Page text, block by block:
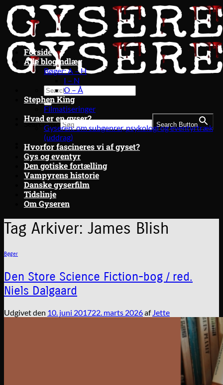
Fortsæt
til
indhold
Search for: Search Button
Forside
Alle blogindlæg
Bøger: A – H
I – N
O – Å
Stephen King
Filmatiseringer
Hvad er en gyser?
Gyseren: om subgenrer, psykologi og eventyrtræk
(uddrag)
Hvorfor fascineres vi af gyset?
Gys og eventyr
Den gotiske fortælling
Vampyrens historie
Danske gyserfilm
Tidslinje
Om Gyseren
Tag Arkiver: James Blish
Bøger
Den Store Science Fiction-bog / red.
Niels Dalgaard
Udgivet den 10. juni 201722. marts 2026af Jette